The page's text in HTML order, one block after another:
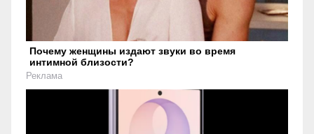
Почему женщины издают звуки во время
интимной близости?
Реклама